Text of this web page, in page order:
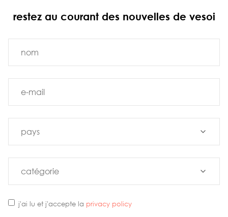
restez au courant des nouvelles de vesoi
j'ai lu et j'accepte la privacy policy